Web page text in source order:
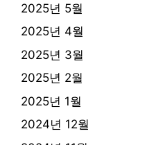
2025년 5월
2025년 4월
2025년 3월
2025년 2월
2025년 1월
2024년 12월